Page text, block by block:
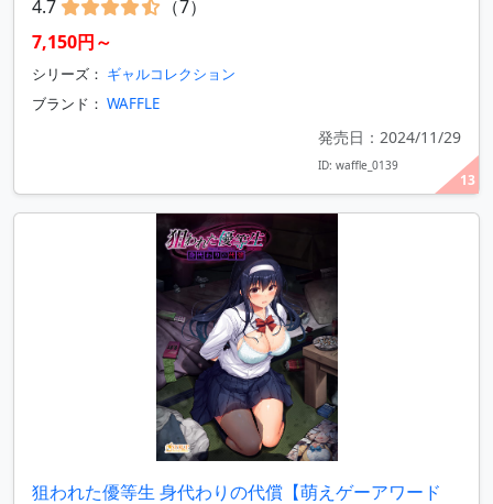
13
4.7
（7）
7,150円～
シリーズ： ギャルコレクション
ブランド： WAFFLE
発売日：2024/11/29
ID: waffle_0139
狙われた優等生 身代わりの代償【萌えゲーアワード